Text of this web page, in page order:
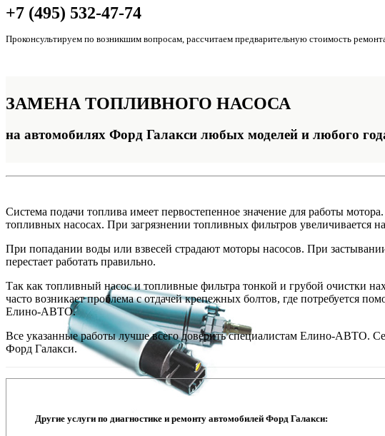
+7 (495) 532-47-74
Проконсультируем по возникшим вопросам, рассчитаем предварительную стоимость
ЗАМЕНА ТОПЛИВНОГО НАСОСА
на автомобилях Форд Галакси любых моделей и любого
Система подачи топлива имеет первостепенное значение для работы
топливных насосах. При загрязнении топливных фильтров увеличивается
При попадании воды или взвесей страдают моторы насосов. При
перестает работать правильно.
Так как топливный насос и топливные фильтра тонкой и грубой очистки
часто возникает проблема с отдачей крепежных болтов, где потребуется
Елино-АВТО.
Все указанные работы лучше всего доверить специалистам Елино-АВТО.
Форд Галакси.
Другие услуги по диагностике и ремонту автомобилей Форд Галакси: